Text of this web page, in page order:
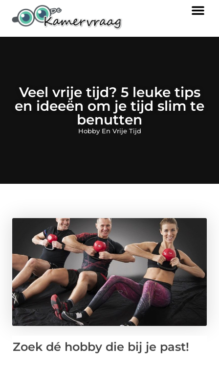
Veel vrije tijd? 5 leuke tips
en ideeën om je tijd slim te
benutten
Hobby En Vrije Tijd
Zoek dé hobby die bij je past!